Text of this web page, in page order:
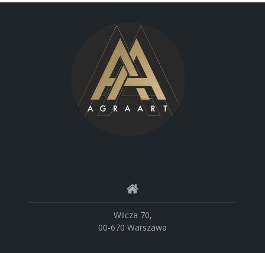
Wilcza 70,
00-670 Warszawa